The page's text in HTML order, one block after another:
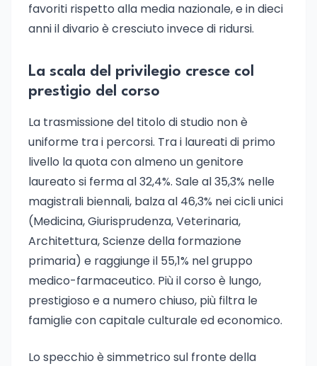
favoriti rispetto alla media nazionale, e in dieci
anni il divario è cresciuto invece di ridursi.
La scala del privilegio cresce col
prestigio del corso
La trasmissione del titolo di studio non è
uniforme tra i percorsi. Tra i laureati di primo
livello la quota con almeno un genitore
laureato si ferma al 32,4%. Sale al 35,3% nelle
magistrali biennali, balza al 46,3% nei cicli unici
(Medicina, Giurisprudenza, Veterinaria,
Architettura, Scienze della formazione
primaria) e raggiunge il 55,1% nel gruppo
medico-farmaceutico. Più il corso è lungo,
prestigioso e a numero chiuso, più filtra le
famiglie con capitale culturale ed economico.
Lo specchio è simmetrico sul fronte della